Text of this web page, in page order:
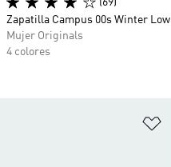
Zapatilla Campus 00s Winter Low
Mujer Originals
4 colores